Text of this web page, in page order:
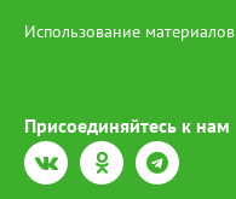
Использование материалов
Присоединяйтесь к нам